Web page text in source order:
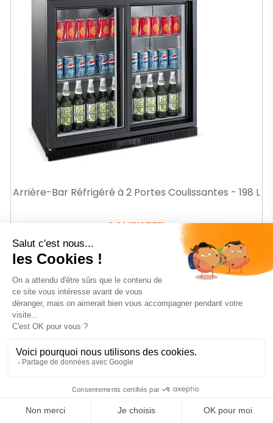
Arrière-Bar Réfrigéré à 2 Portes Coulissantes - 198 L
COMBISTEEL
Prix 695€99HT